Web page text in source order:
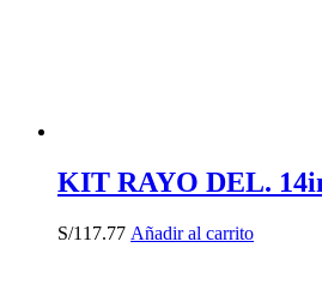
KIT RAYO DEL.
S/117.77 Añadir al carrito